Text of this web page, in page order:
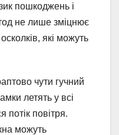
пошкоджень і
не лише зміцнює
осколків, які можуть
чути гучний
летять у всі
потік повітря.
можуть